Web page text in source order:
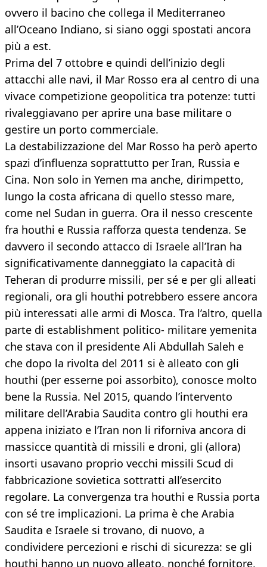
ovvero il bacino che collega il Mediterraneo
all’Oceano Indiano, si siano oggi spostati ancora
più a est.
Prima del 7 ottobre e quindi dell’inizio degli
attacchi alle navi, il Mar Rosso era al centro di una
vivace competizione geopolitica tra potenze: tutti
rivaleggiavano per aprire una base militare o
gestire un porto commerciale.
La destabilizzazione del Mar Rosso ha però aperto
spazi d’influenza soprattutto per Iran, Russia e
Cina. Non solo in Yemen ma anche, dirimpetto,
lungo la costa africana di quello stesso mare,
come nel Sudan in guerra. Ora il nesso crescente
fra houthi e Russia rafforza questa tendenza. Se
davvero il secondo attacco di Israele all’Iran ha
significativamente danneggiato la capacità di
Teheran di produrre missili, per sé e per gli alleati
regionali, ora gli houthi potrebbero essere ancora
più interessati alle armi di Mosca. Tra l’altro, quella
parte di establishment politico- militare yemenita
che stava con il presidente Ali Abdullah Saleh e
che dopo la rivolta del 2011 si è alleato con gli
houthi (per esserne poi assorbito), conosce molto
bene la Russia. Nel 2015, quando l’intervento
militare dell’Arabia Saudita contro gli houthi era
appena iniziato e l’Iran non li riforniva ancora di
massicce quantità di missili e droni, gli (allora)
insorti usavano proprio vecchi missili Scud di
fabbricazione sovietica sottratti all’esercito
regolare. La convergenza tra houthi e Russia porta
con sé tre implicazioni. La prima è che Arabia
Saudita e Israele si trovano, di nuovo, a
condividere percezioni e rischi di sicurezza: se gli
houthi hanno un nuovo alleato, nonché fornitore,